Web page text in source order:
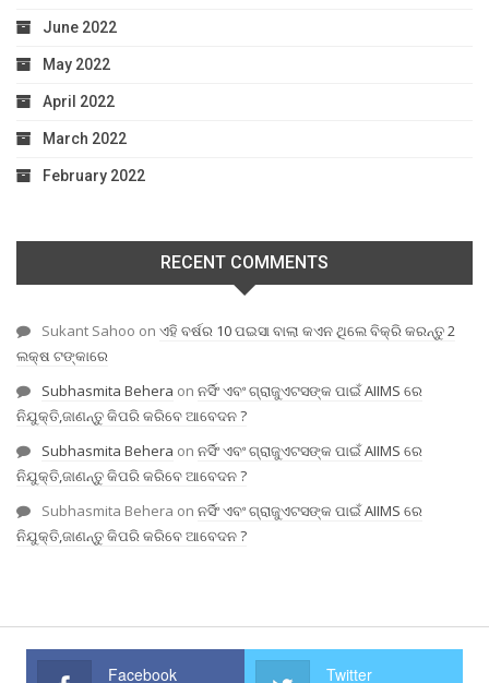
June 2022
May 2022
April 2022
March 2022
February 2022
RECENT COMMENTS
Sukant Sahoo on ଏହି ବର୍ଷର 10 ପଇସା ବାଲା କଏନ ଥିଲେ ବିକ୍ରି କରନ୍ତୁ 2
ଲକ୍ଷ ଟଙ୍କାରେ
Subhasmita Behera on ନର୍ସିଂ ଏବଂ ଗ୍ରାଜୁଏଟସଙ୍କ ପାଇଁ AIIMS ରେ
ନିଯୁକ୍ତି,ଜାଣନ୍ତୁ କିପରି କରିବେ ଆବେଦନ ?
Subhasmita Behera on ନର୍ସିଂ ଏବଂ ଗ୍ରାଜୁଏଟସଙ୍କ ପାଇଁ AIIMS ରେ
ନିଯୁକ୍ତି,ଜାଣନ୍ତୁ କିପରି କରିବେ ଆବେଦନ ?
Subhasmita Behera on ନର୍ସିଂ ଏବଂ ଗ୍ରାଜୁଏଟସଙ୍କ ପାଇଁ AIIMS ରେ
ନିଯୁକ୍ତି,ଜାଣନ୍ତୁ କିପରି କରିବେ ଆବେଦନ ?
Facebook Twitter